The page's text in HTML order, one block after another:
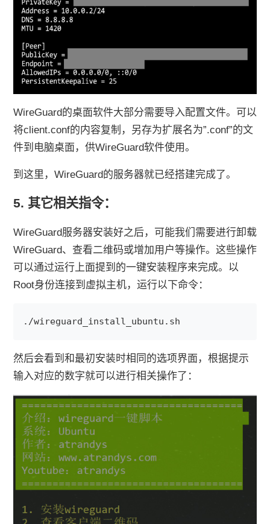
WireGuard的桌面软件大部分需要导入配置文件。可以
将client.conf的内容复制，另存为扩展名为”.conf”的文
件到电脑桌面，供WireGuard软件使用。
到这里，WireGuard的服务器就已经搭建完成了。
5. 其它相关指令：
WireGuard服务器安装好之后，可能我们需要进行卸载
WireGuard、查看二维码或增加用户等操作。这些操作
可以通过运行上面提到的一键安装程序来完成。以
Root身份连接到虚拟主机，运行以下命令：
./wireguard_install_ubuntu.sh
然后会看到和最初安装时相同的选项界面，根据提示
输入对应的数字就可以进行相关操作了：